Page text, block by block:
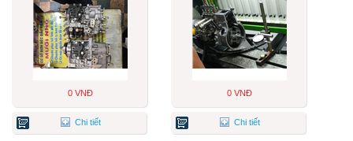
0 VNĐ
Chi tiết
0 VNĐ
Chi tiết